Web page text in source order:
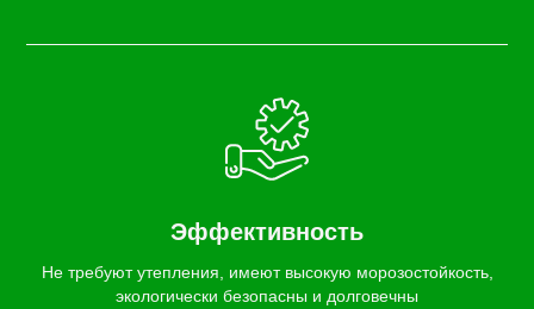
Эффективность
Не требуют утепления, имеют высокую морозостойкость,
экологически безопасны и долговечны